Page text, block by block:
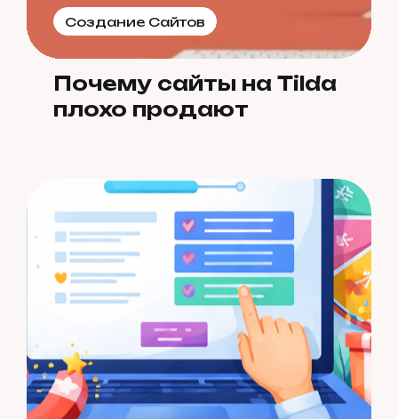
Создание Сайтов
Почему сайты на Tilda
плохо продают